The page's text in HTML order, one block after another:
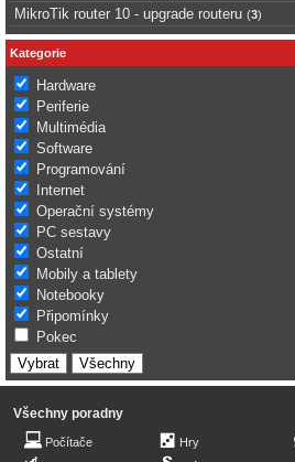
MikroTik router 10 - upgrade routeru (3)
Kategorie
Hardware
Periferie
Multimédia
Software
Programování
Internet
Operační systémy
PC sestavy
Ostatní
Mobily a tablety
Notebooky
Připomínky
Pokec
Všechny poradny
Počítače
Hry